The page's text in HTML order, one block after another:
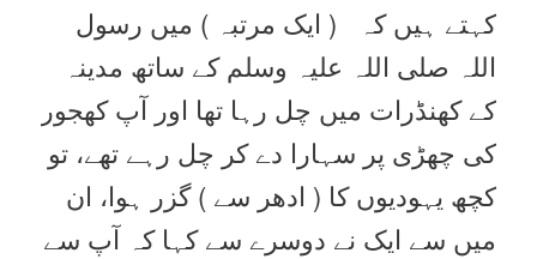
کہتے ہیں کہ ( ایک مرتبہ ) میں رسول
اللہ صلی اللہ علیہ وسلم کے ساتھ مدینہ
کے کھنڈرات میں چل رہا تھا اور آپ کھجور
کی چھڑی پر سہارا دے کر چل رہے تھے، تو
کچھ یہودیوں کا ( ادھر سے ) گزر ہوا، ان
میں سے ایک نے دوسرے سے کہا کہ آپ سے